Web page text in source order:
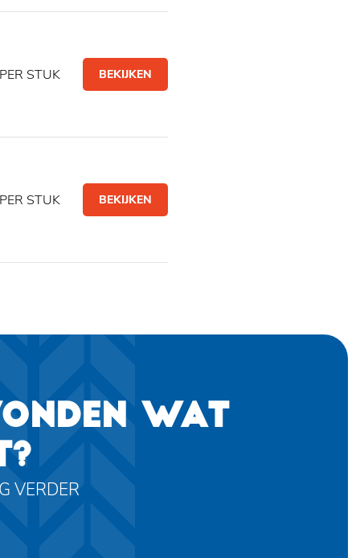
PER STUK BEKIJKEN
PER STUK BEKIJKEN
WAT
VERDER